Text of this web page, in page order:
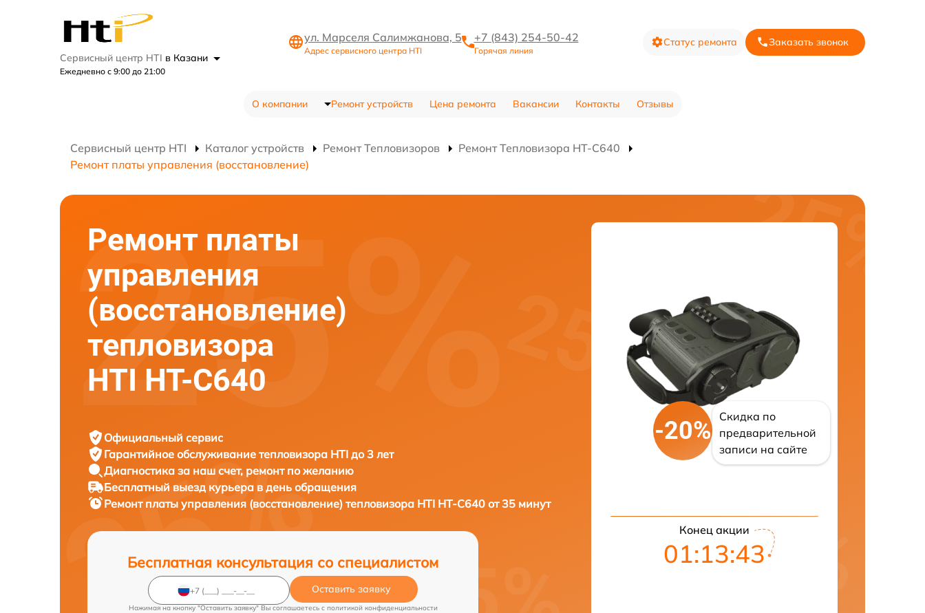
Сервисный центр HTI в Казани
Ежедневно с 9:00 до 21:00
ул. Марселя Салимжанова, 5
Адрес сервисного центра HTI
+7 (843) 254-50-42
Горячая линия
Статус ремонта Заказать звонок
О компании Ремонт устройств Цена ремонта Вакансии Контакты Отзывы
Сервисный центр HTI Каталог устройств Ремонт Тепловизоров
Ремонт Тепловизора HT-C640
Ремонт платы управления (восстановление)
Ремонт платы
управления
(восстановление)
тепловизора
HTI HT-C640
Официальный сервис
Гарантийное обслуживание тепловизора HTI до 3 лет
Диагностика за наш счет, ремонт по желанию
Бесплатный выезд курьера в день обращения
Ремонт платы управления (восстановление) тепловизора HTI HT-C640 от 35 минут
Бесплатная консультация со специалистом
Оставить заявку
Нажимая на кнопку "Оставить заявку" Вы соглашаетесь c политикой конфиденциальности
-20%
Скидка по
предварительной
записи на сайте
Конец акции
01:13:42